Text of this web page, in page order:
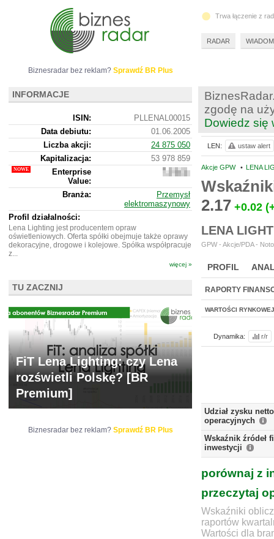
zgodę na
Dowiedz się
Akcje GPW • LENA
2.17 +0.02
LENA
GPW - Akcje/PDA -
PROFIL
BR LAB
RAPORTY
WARTOŚCI RYNKOWEJ
Dynamika: r/r
Udział zysku
operacyjnych
Wskaźnik źródeł
inwestycji
porównaj z
przeczytaj
Wskaźniki
raportów
Wartości dla
LEN: ustaw alert
Biznesradar bez reklam? Sprawdź BR Plus
INFORMACJE
ISIN:
PLLENAL00015
Data debiutu:
01.06.2005
Liczba akcji:
24 875 050
Kapitalizacja:
53 978 859
Enterprise
Value:
58
859
Branża:
Przemysł
elektromaszynowy
Profil działalności:
Lena Lighting jest producentem opraw
oświetleniowych. Oferta spółki obejmuje także oprawy
dekoracyjne, drogowe i kolejowe. Spółka współpracuje
z...
więcej »
TU ZACZNIJ
FiT Lena Lighting: czy Lena
rozświetli Polskę? [BR
Premium]
Biznesradar bez reklam? Sprawdź BR Plus
Trwa łączenie z
RADAR